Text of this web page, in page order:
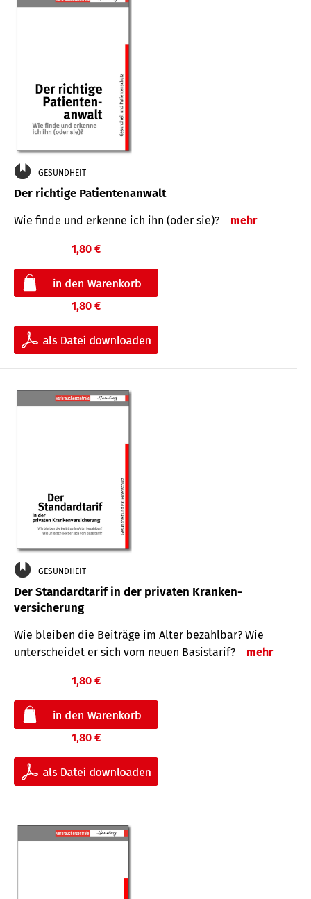
GESUNDHEIT
Der richtige Patientenanwalt
Wie finde und erkenne ich ihn (oder sie)? mehr
1,80 €
1,80 €
GESUNDHEIT
Der Standard­tarif in der privaten Kranken­
versicherung
Wie bleiben die Beiträge im Alter bezahlbar? Wie
unterscheidet er sich vom neuen Basistarif?
mehr
1,80 €
1,80 €